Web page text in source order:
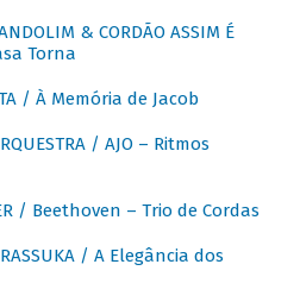
& CORDÃO ASSIM É
Torna
/ À Memória de Jacob
/ AJO – Ritmos
/ Beethoven – Trio de Cordas
/ A Elegância dos